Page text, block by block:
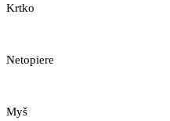
Krtko
Netopiere
Myš